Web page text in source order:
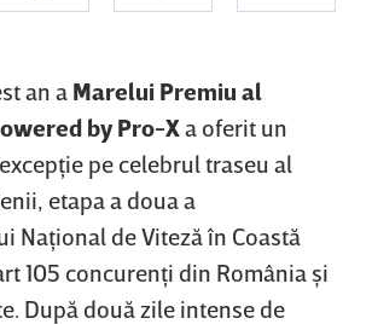
an a Marelui Premiu al
by Pro-Xa oferit un
pe celebrul traseu al
etapa a doua a
Naţional de Viteză în Coastă
105 concurenţi din România şi
După două zile intense de